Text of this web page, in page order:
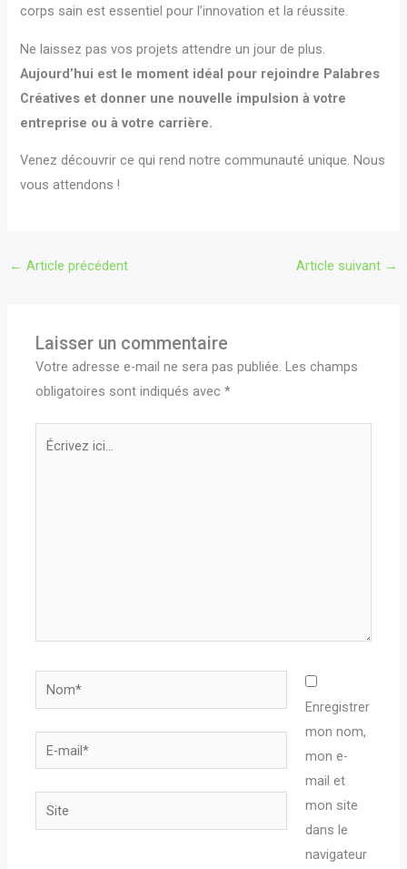
corps sain est essentiel pour l’innovation et la réussite.
Ne laissez pas vos projets attendre un jour de plus.
Aujourd’hui est le moment idéal pour rejoindre Palabres
Créatives et donner une nouvelle impulsion à votre
entreprise ou à votre carrière.
Venez découvrir ce qui rend notre communauté unique. Nous
vous attendons !
← Article précédent Article suivant →
Laisser un commentaire
Votre adresse e-mail ne sera pas publiée. Les champs
obligatoires sont indiqués avec*
Écrivez
Nom*
E-
mail*
Site
Enregistrer
mon nom,
mon e-
mail et
mon site
dans le
navigateur